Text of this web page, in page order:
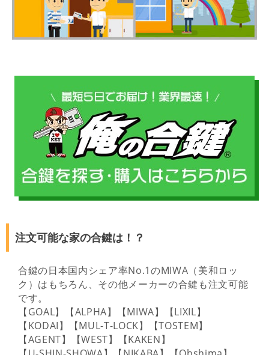
注文可能な家の合鍵は！？
合鍵の日本国内シェア率No.1のMIWA（美和ロッ
ク）はもちろん、その他メーカーの合鍵も注文可能
です。
【GOAL】【ALPHA】【MIWA】【LIXIL】
【KODAI】【MUL-T-LOCK】【TOSTEM】
【AGENT】【WEST】【KAKEN】